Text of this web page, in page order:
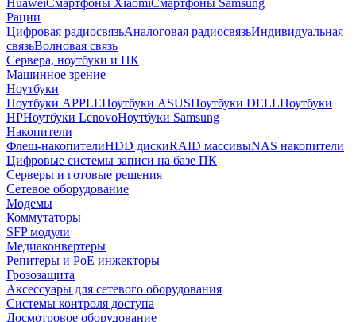
HuaweiСмартфоны XiaomiСмартфоны Samsung
Рации
Цифровая радиосвязьАналоговая радиосвязьИндивидуальная
связьВолновая связь
Сервера, ноутбуки и ПК
Машинное зрение
Ноутбуки
Ноутбуки APPLEНоутбуки ASUSНоутбуки DELLНоутбуки
HPНоутбуки LenovoНоутбуки Samsung
Накопители
Флеш-накопителиHDD дискиRAID массивыNAS накопители
Цифровые системы записи на базе ПК
Серверы и готовые решения
Сетевое оборудование
Модемы
Коммутаторы
SFP модули
Медиаконвертеры
Репитеры и PoE инжекторы
Грозозащита
Аксессуары для сетевого оборудования
Системы контроля доступа
Досмотровое оборудование